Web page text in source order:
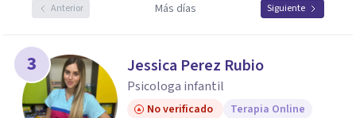
Anterior Más días Siguiente
3 Jessica Perez Rubio
Psicologa infantil
No verificado Terapia Online